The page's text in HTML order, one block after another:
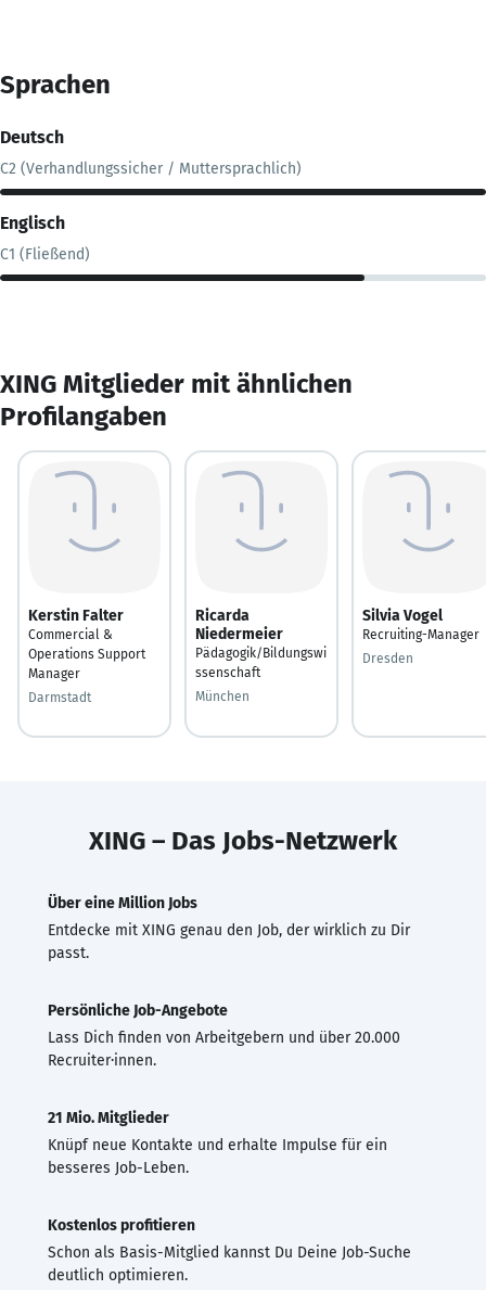
Sprachen
Deutsch
C2 (Verhandlungssicher / Muttersprachlich)
Englisch
C1 (Fließend)
XING Mitglieder mit ähnlichen
Profilangaben
Kerstin Falter
Commercial &
Operations Support
Manager
Darmstadt
Ricarda
Niedermeier
Pädagogik/Bildungswi
ssenschaft
München
Silvia Vogel
Recruiting-Manager
Dresden
XING – Das Jobs-Netzwerk
Über eine Million Jobs
Entdecke mit XING genau den Job, der wirklich zu Dir
passt.
Persönliche Job-Angebote
Lass Dich finden von Arbeitgebern und über 20.000
Recruiter·innen.
21 Mio. Mitglieder
Knüpf neue Kontakte und erhalte Impulse für ein
besseres Job-Leben.
Kostenlos profitieren
Schon als Basis-Mitglied kannst Du Deine Job-Suche
deutlich optimieren.